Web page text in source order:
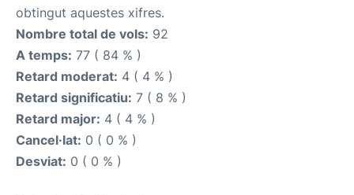
obtingut aquestes xifres.
Nombre total de vols: 92
A temps: 77 ( 84 % )
Retard moderat: 4 ( 4 % )
Retard significatiu: 7 ( 8 % )
Retard major: 4 ( 4 % )
Cancel·lat: 0 ( 0 % )
Desviat: 0 ( 0 % )